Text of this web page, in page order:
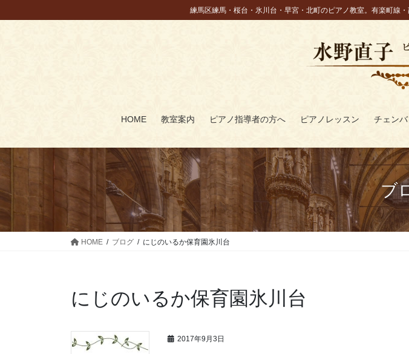
ン
ビ
練馬区練馬・桜台・氷川台・早宮・北町のピアノ教室。有楽町線
HOME 教室案内 ピアノ指導者の方へ ピアノレッスン チェン
ブ
HOME ブログ にじのいるか保育園氷川台
にじのいるか保育園氷川台
2017年9月3日